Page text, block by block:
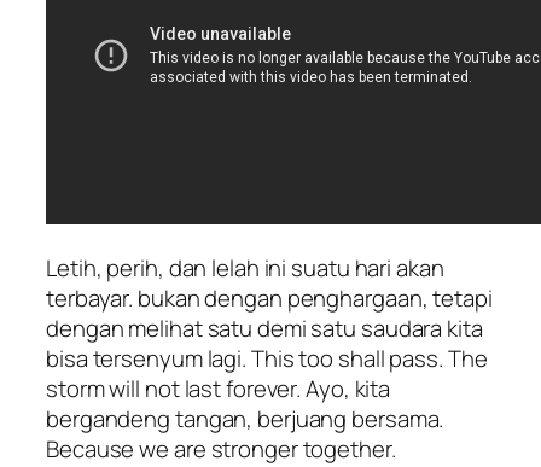
Letih, perih, dan lelah ini suatu hari akan
terbayar. bukan dengan penghargaan, tetapi
dengan melihat satu demi satu saudara kita
bisa tersenyum lagi. This too shall pass. The
storm will not last forever. Ayo, kita
bergandeng tangan, berjuang bersama.
Because we are stronger together.